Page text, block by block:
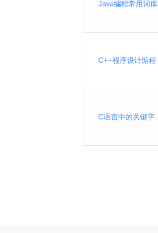
Java编程常用词库
C++程序设计编程
C语言中的关键字